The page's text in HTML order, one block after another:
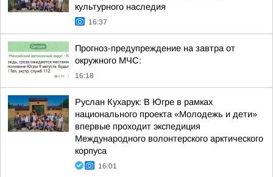
культурного наследия
16:37
Прогноз-предупреждение на завтра от
окружного МЧС:
16:18
Руслан Кухарук: В Югре в рамках
национального проекта «Молодежь и дети»
впервые проходит экспедиция
Международного волонтерского арктического
корпуса
16:01